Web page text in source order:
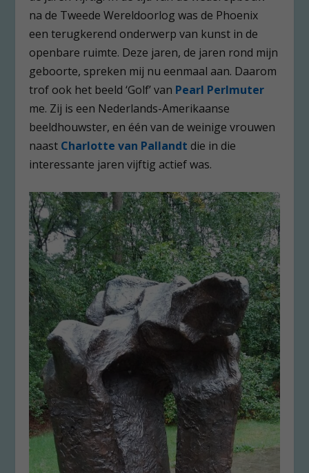
na de Tweede Wereldoorlog was de Phoenix
een terugkerend onderwerp van kunst in de
openbare ruimte. Deze jaren, de jaren rond mijn
geboorte, spreken mij nu eenmaal aan. Daarom
trof ook het beeld ‘Golf’ van Pearl Perlmuter
me. Zij is een Nederlands-Amerikaanse
beeldhouwster, en één van de weinige vrouwen
naast Charlotte van Pallandt die in die
interessante jaren vijftig actief was.